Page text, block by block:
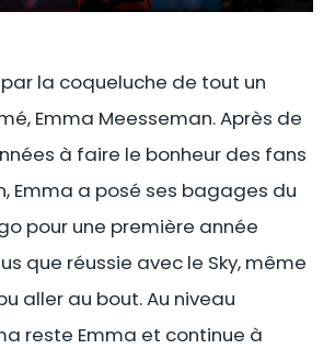
la coqueluche de tout un
Emma Meesseman. Après de
à faire le bonheur des fans
Emma a posé ses bagages du
pour une première année
que réussie avec le Sky, même
aller au bout. Au niveau
reste Emma et continue à